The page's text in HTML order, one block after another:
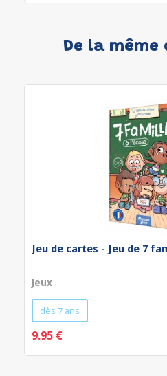
De la
Jeu de cartes - Jeu de 7
Jeux
dès 7 ans
9.95 €